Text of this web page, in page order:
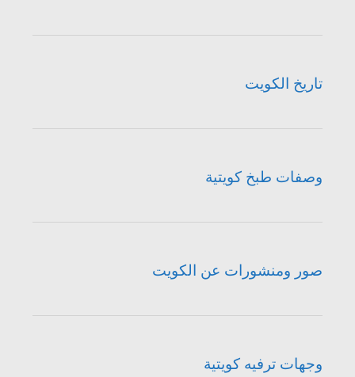
تاريخ الكويت
وصفات طبخ كويتية
صور ومنشورات عن الكويت
وجهات ترفيه كويتية